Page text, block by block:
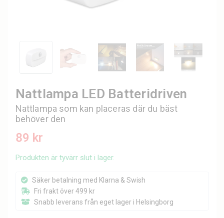
Nattlampa LED Batteridriven
Nattlampa som kan placeras där du bäst
behöver den
89 kr
Produkten är tyvärr slut i lager.
Säker betalning med Klarna & Swish
Fri frakt över 499 kr
Snabb leverans från eget lager i Helsingborg